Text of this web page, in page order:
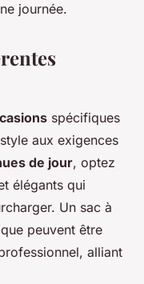
journée.
spécifiques
aux exigences
de jour, optez
élégants qui
Un sac à
peuvent être
alliant